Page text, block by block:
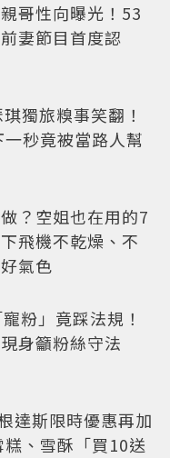
哥性向曝光！53
妻節目首度認
獨旅糗事笑翻！
秒竟被當路人幫
？空姐也在用的7
飛機不乾燥、不
氣色
粉」竟踩法規！
身籲粉絲守法
達斯限時優惠再加
、雪酥「買10送